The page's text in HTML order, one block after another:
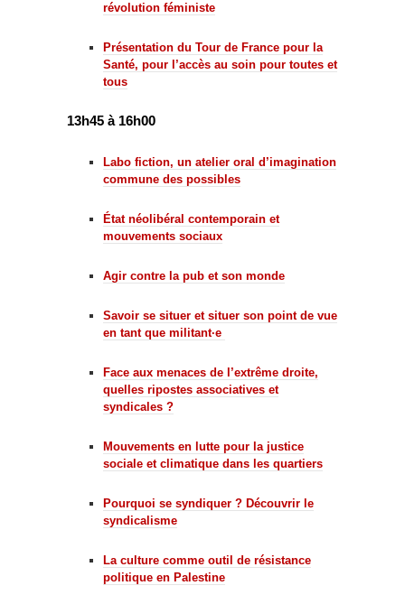
révolution féministe
Présentation du Tour de France pour la
Santé, pour l’accès au soin pour toutes et
tous
13h45 à 16h00
Labo fiction, un atelier oral d’imagination
commune des possibles
État néolibéral contemporain et
mouvements sociaux
Agir contre la pub et son monde
Savoir se situer et situer son point de vue
en tant que militant·e
Face aux menaces de l’extrême droite,
quelles ripostes associatives et
syndicales ?
Mouvements en lutte pour la justice
sociale et climatique dans les quartiers
Pourquoi se syndiquer ? Découvrir le
syndicalisme
La culture comme outil de résistance
politique en Palestine